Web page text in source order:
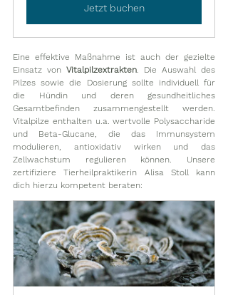
Jetzt buchen
Eine effektive Maßnahme ist auch der gezielte
Einsatz von Vitalpilzextrakten. Die Auswahl des
Pilzes sowie die Dosierung sollte individuell für
die Hündin und deren gesundheitliches
Gesamtbefinden zusammengestellt werden.
Vitalpilze enthalten u.a. wertvolle Polysaccharide
und Beta-Glucane, die das Immunsystem
modulieren, antioxidativ wirken und das
Zellwachstum regulieren können. Unsere
zertifiziere Tierheilpraktikerin Alisa Stoll kann
dich hierzu kompetent beraten: